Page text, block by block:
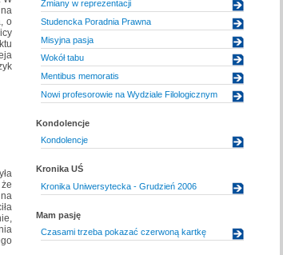
o
Zmiany w reprezentacji
Studencka Poradnia Prawna
Misyjna pasja
Wokół tabu
Mentibus memoratis
Nowi profesorowie na Wydziale Filologicznym
Kondolencje
Kondolencje
Kronika UŚ
Kronika Uniwersytecka - Grudzień 2006
Mam pasję
Czasami trzeba pokazać czerwoną kartkę